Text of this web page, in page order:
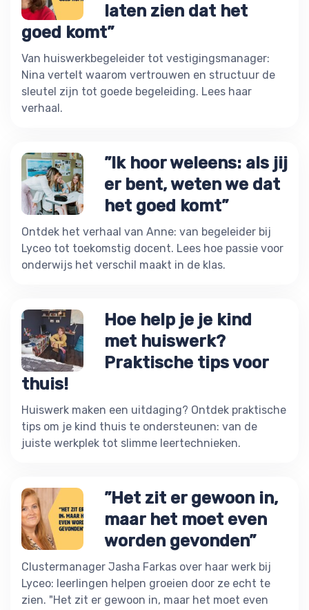
laten zien dat het
goed komt”
Van huiswerkbegeleider tot vestigingsmanager:
Nina vertelt waarom vertrouwen en structuur de
sleutel zijn tot goede begeleiding. Lees haar
verhaal.
”Ik hoor weleens: als jij
er bent, weten we dat
het goed komt”
Ontdek het verhaal van Anne: van begeleider bij
Lyceo tot toekomstig docent. Lees hoe passie voor
onderwijs het verschil maakt in de klas.
Hoe help je je kind
met huiswerk?
Praktische tips voor
thuis!
Huiswerk maken een uitdaging? Ontdek praktische
tips om je kind thuis te ondersteunen: van de
juiste werkplek tot slimme leertechnieken.
”Het zit er gewoon in,
maar het moet even
worden gevonden”
Clustermanager Jasha Farkas over haar werk bij
Lyceo: leerlingen helpen groeien door ze echt te
zien. "Het zit er gewoon in, maar het moet even